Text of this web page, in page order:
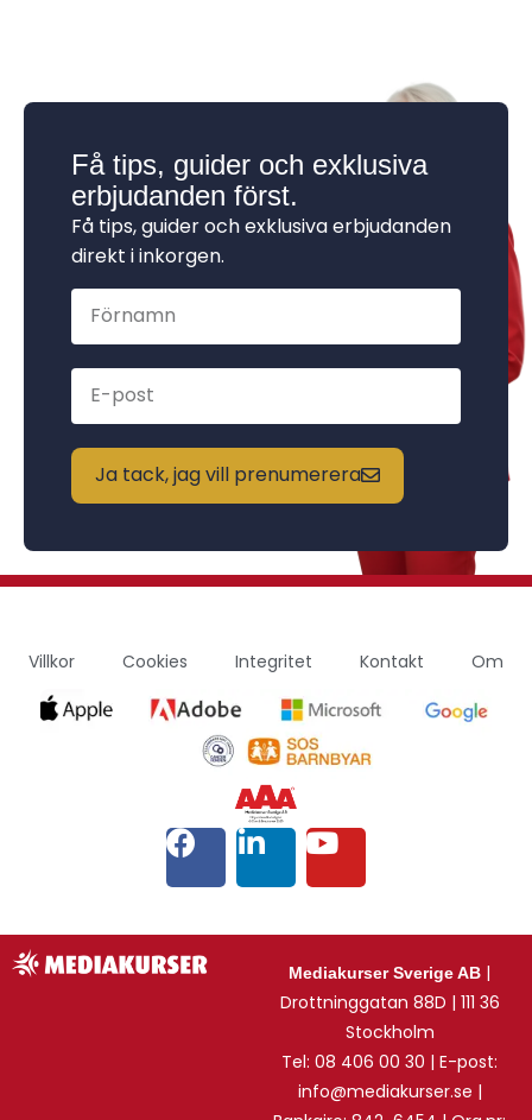
Få tips, guider och exklusiva
erbjudanden först.
Få tips, guider och exklusiva erbjudanden
direkt i inkorgen.
Ja tack, jag vill prenumerera
Villkor Cookies Integritet Kontakt Om
Mediakurser Sverige AB |
Drottninggatan 88D | 111 36
Stockholm
Tel: 08 406 00 30 | E-post:
info@mediakurser.se |